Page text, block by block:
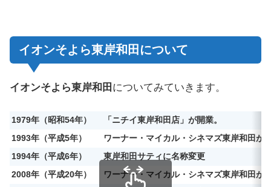
イオンそよら東岸和田について
イオンそよら東岸和田 についてみていきます。
1979年（昭和54年）
「ニチイ東岸和田店」が開業。
1993年（平成5年）
ワーナー・マイカル・シネマズ東岸和田が
1994年（平成6年）
東岸和田サティに名称変更
2008年（平成20年）
ワーナー・マイカル・シネマズ東岸和田が